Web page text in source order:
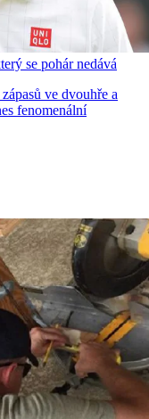
se pohár nedává
ve dvouhře a
fenomenální